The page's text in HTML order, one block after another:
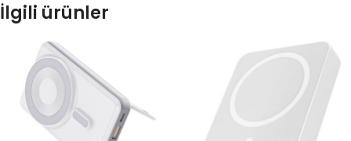
İlgili ürünler